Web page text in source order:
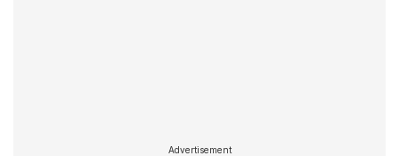
Advertisement